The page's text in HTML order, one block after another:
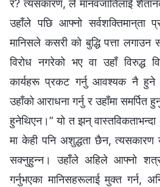
र? त्यसकारण, ले मानवजातिलाई
उहाँले पछि आफ्‍नो सर्वशक्तिमान्‌ता
मानिसले कसरी को बुद्धि पत्ता लगाउन
विरोध नगरेको भए वा उहाँ विरुद्ध
कार्यहरू प्रकट गर्नु आवश्यक नै हुने
उहाँको आराधना गर्नु र उहाँमा
हुनेथिएन।” यो त झन्
मा केही पनि अशुद्धता छैन, त्यसकारण
सक्‍नुहुन्‍न। उहाँले अहिले आफ्‍नो
गर्नुभएका मानिसहरूलाई मुक्त गर्न,